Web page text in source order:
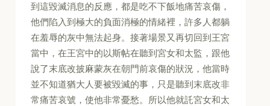
到這毀滅消息的反應，都是吃不下飯地痛苦哀傷，
他們陷入到極大的負面消極的情緒裡，許多人都躺
在羞辱的灰中無法起身。接著場景又再切回到王宮
當中，在王宮中的以斯帖在聽到宮女和太監，跟他
說了末底改披麻蒙灰在朝門前哀傷的狀況，他當時
並不知道猶大人要被毀滅的事，只是聽到末底改非
常痛苦哀號，使他非常憂愁。所以他就託宮女和太